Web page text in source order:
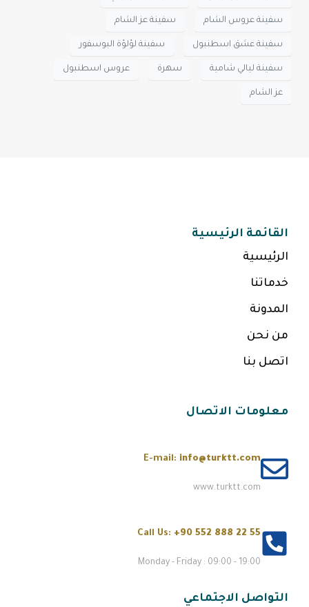
سفينة عروس الشام سفينة عز الشام
سفينة عشق اسطنبول سفينة لؤلؤة البوسفور
سفينة ليالي شامية سهرة عروس اسطنبول
عز الشام
القائمة الرئيسية
الرئيسية
خدماتنا
المدونة
من نحن
اتصل بنا
معلومات الاتصال
E-mail: info@turktt.com
www.turktt.com
Call Us: +90 552 888 22 55
Monday - Friday : 09:00 - 19:00
التواصل الاجتماعي